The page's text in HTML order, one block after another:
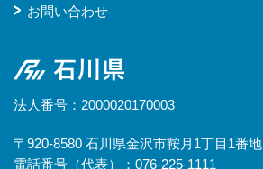
お問い合わせ
石川県
法人番号：2000020170003
〒920-8580 石川県金沢市鞍月1丁目1番地
電話番号（代表）：076-225-1111